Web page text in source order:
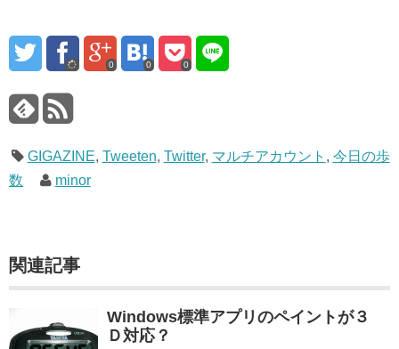
0 0 0
GIGAZINE, Tweeten, Twitter, マルチアカウント , 今日の歩
数
minor
関連記事
Windows標準アプリのペイントが３
Ｄ対応？